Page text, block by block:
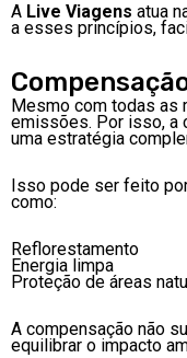
A Live Viagens atua
a esses princípios,
Mesmo com todas as
emissões. Por isso, a
uma estratégia
Isso pode ser feito
como:
Reflorestamento
Energia limpa
Proteção de áreas
A compensação não
equilibrar o impacto